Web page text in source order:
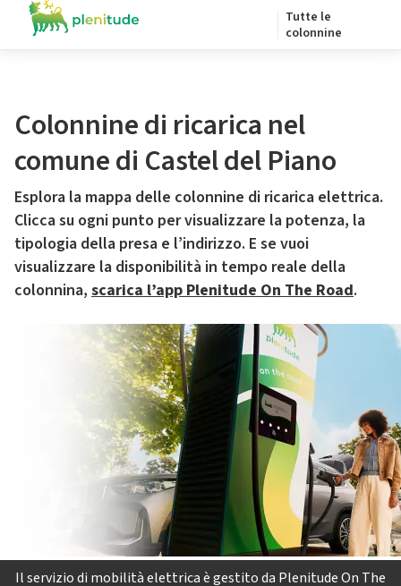
Tutte le
colonnine
Colonnine di ricarica nel
comune di Castel del Piano
Esplora la mappa delle colonnine di ricarica elettrica.
Clicca su ogni punto per visualizzare la potenza, la
tipologia della presa e l’indirizzo. E se vuoi
visualizzare la disponibilità in tempo reale della
colonnina, scarica l’app Plenitude On The Road.
Il servizio di mobilità elettrica è gestito da Plenitude On The